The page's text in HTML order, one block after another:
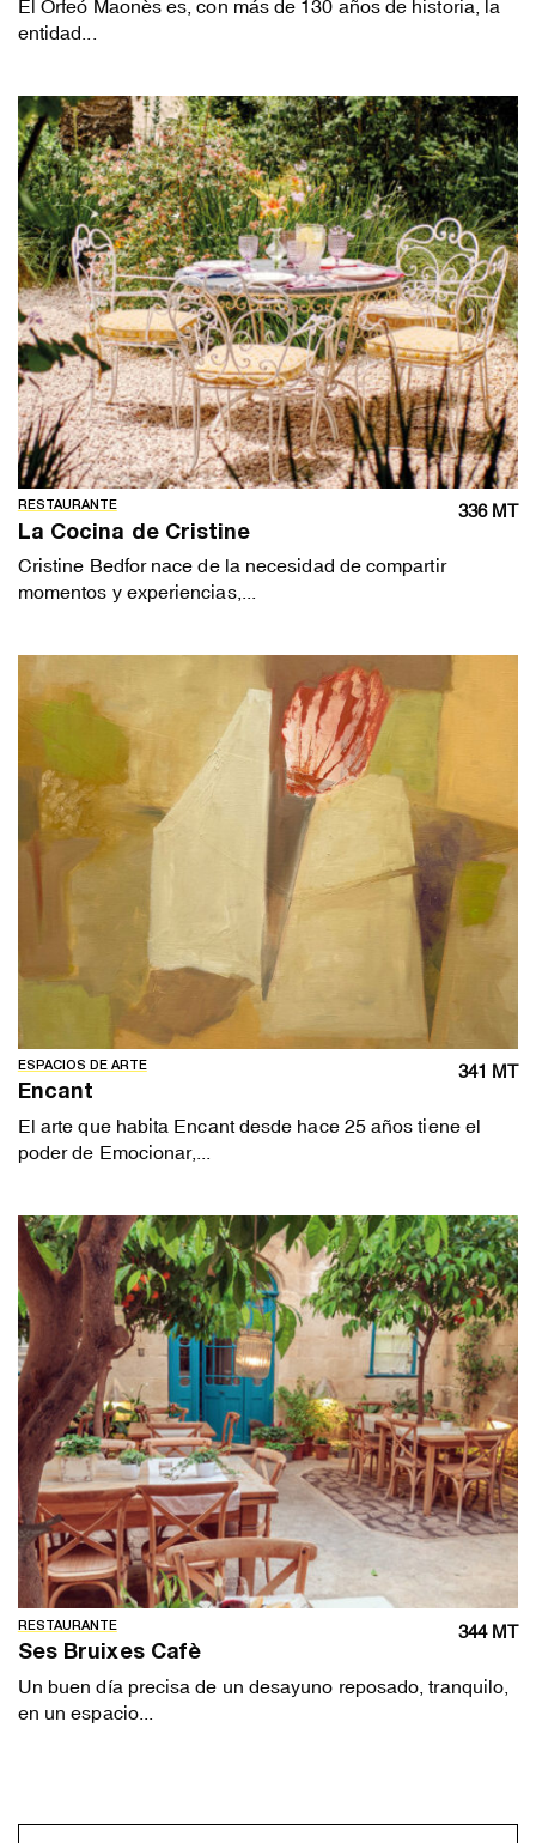
El Orfeó Maonès es, con más de 130 años de historia, la
entidad...
RESTAURANTE 336 MT
La Cocina de Cristine
Cristine Bedfor nace de la necesidad de compartir
momentos y experiencias,...
ESPACIOS DE ARTE 341 MT
Encant
El arte que habita Encant desde hace 25 años tiene el
poder de Emocionar,...
RESTAURANTE 344 MT
Ses Bruixes Cafè
Un buen día precisa de un desayuno reposado, tranquilo,
en un espacio...